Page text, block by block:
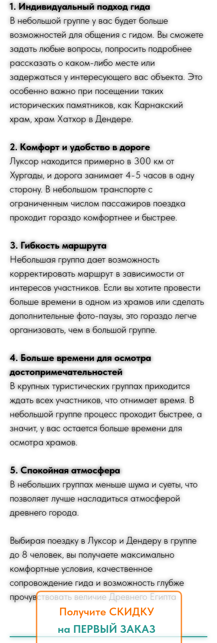
1. Индивидуальный подход гида
В небольшой группе у вас будет больше
возможностей для общения с гидом. Вы сможете
задать любые вопросы, попросить подробнее
рассказать о каком-либо месте или
задержаться у интересующего вас объекта. Это
особенно важно при посещении таких
исторических памятников, как Карнакский
храм, храм Хатхор в Дендере.
2. Комфорт и удобство в дороге
Луксор находится примерно в 300 км от
Хургады, и дорога занимает 4-5 часов в одну
сторону. В небольшом транспорте с
ограниченным числом пассажиров поездка
проходит гораздо комфортнее и быстрее.
3. Гибкость маршрута
Небольшая группа дает возможность
корректировать маршрут в зависимости от
интересов участников. Если вы хотите провести
больше времени в одном из храмов или сделать
дополнительные фото-паузы, это гораздо легче
организовать, чем в большой группе.
4. Больше времени для осмотра
достопримечательностей
В крупных туристических группах приходится
ждать всех участников, что отнимает время. В
небольшой группе процесс проходит быстрее, а
значит, у вас остается больше времени для
осмотра храмов.
5. Спокойная атмосфера
В небольших группах меньше шума и суеты, что
позволяет лучше насладиться атмосферой
древнего города.
Выбирая поездку в Луксор и Дендеру в группе
до 8 человек, вы получаете максимально
комфортные условия, качественное
сопровождение гида и возможность глубже
прочувствовать величие Древнего Египта
Получите СКИДКУ
на ПЕРВЫЙ ЗАКАЗ